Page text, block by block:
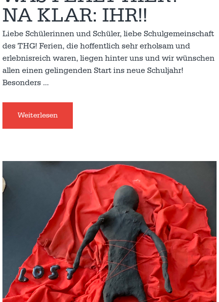
NA KLAR: IHR!!
Liebe Schülerinnen und Schüler, liebe Schulgemeinschaft
des THG! Ferien, die hoffentlich sehr erholsam und
erlebnisreich waren, liegen hinter uns und wir wünschen
allen einen gelingenden Start ins neue Schuljahr!
Besonders …
Weiterlesen